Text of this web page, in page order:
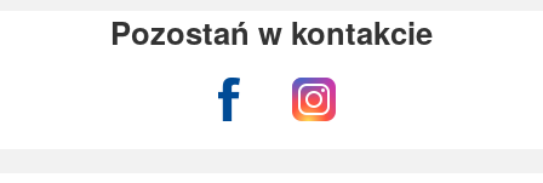
Pozostań w kontakcie